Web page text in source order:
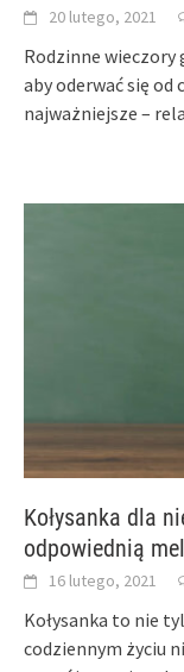
20 lutego, 2021
Rodzinne wieczory
aby oderwać się od
najważniejsze –
Kołysanka dla
odpowiednią
16 lutego, 2021
Kołysanka to nie
codziennym życiu